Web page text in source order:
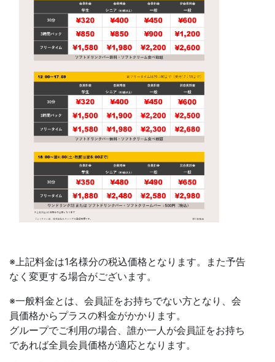
※上記料金は1名様分の税込価格となります。また予告
なく変更する場合がございます。
※一般料金とは、会員証をお持ちでない方となり、会
員価格からプラスの料金がかかります。
グループでご利用の場合、誰か一人が会員証をお持ち
であれば全員会員価格が適応となります。